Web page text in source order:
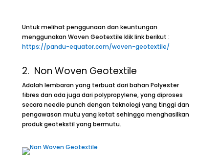
Untuk melihat penggunaan dan keuntungan
menggunakan Woven Geotextile klik link berikut :
https://pandu-equator.com/woven-geotextile/
2. Non Woven Geotextile
Adalah lembaran yang terbuat dari bahan Polyester
fibres dan ada juga dari polypropylene, yang diproses
secara needle punch dengan teknologi yang tinggi dan
pengawasan mutu yang ketat sehingga menghasilkan
produk geotekstil yang bermutu.